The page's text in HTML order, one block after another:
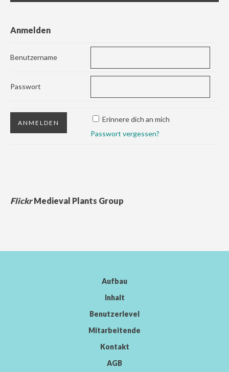
Anmelden
Benutzername
Passwort
Erinnere dich an mich
Passwort vergessen?
FlickrMedieval Plants Group
Aufbau
Inhalt
Benutzerlevel
Mitarbeitende
Kontakt
AGB